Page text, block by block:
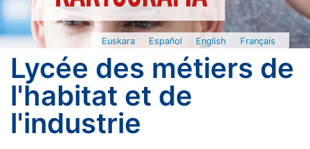
Euskara Español English Français
Lycée des métiers de
l'habitat et de
l'industrie